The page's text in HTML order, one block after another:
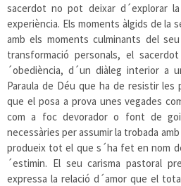
sacerdot no pot deixar d´explorar
experiència. Els moments àlgids de la
amb els moments culminants del
transformació personals, el
´obediència, d´un diàleg interior a
Paraula de Déu que ha de resistir les
que el posa a prova unes vegades
com a foc devorador o font de
necessàries per assumir la trobada
produeix tot el que s´ha fet en nom
´estimin. El seu carisma pastoral
expressa la relació d´amor que el